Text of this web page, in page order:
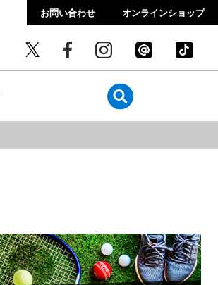
お問い合わせ オンラインショップ